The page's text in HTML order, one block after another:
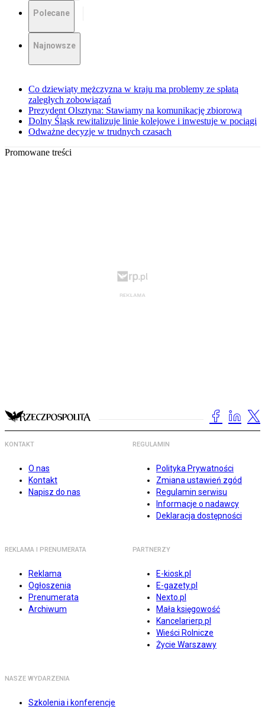
Polecane
Najnowsze
Co dziewiąty mężczyzna w kraju ma problemy ze spłatą
zaległych zobowiązań
Prezydent Olsztyna: Stawiamy na komunikację zbiorową
Dolny Śląsk rewitalizuje linie kolejowe i inwestuje w pociągi
Odważne decyzje w trudnych czasach
Promowane treści
KONTAKT
O nas
Kontakt
Napisz do nas
REGULAMIN
Polityka Prywatności
Zmiana ustawień zgód
Regulamin serwisu
Informacje o nadawcy
Deklaracja dostępności
REKLAMA I PRENUMERATA
Reklama
Ogłoszenia
Prenumerata
Archiwum
PARTNERZY
E-kiosk.pl
E-gazety.pl
Nexto.pl
Mała księgowość
Kancelarierp.pl
Wieści Rolnicze
Życie Warszawy
NASZE WYDARZENIA
Szkolenia i konferencje